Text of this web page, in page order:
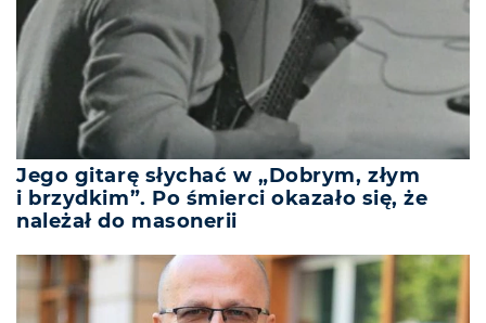
Jego gitarę słychać w „Dobrym, złym
i brzydkim”. Po śmierci okazało się, że
należał do masonerii